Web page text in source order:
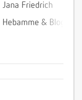
Jana Friedrich
Hebamme &